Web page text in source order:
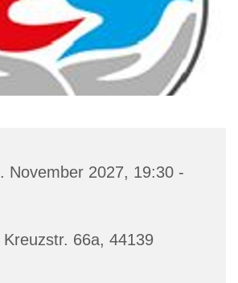
November 2027, 19:30 -
Kreuzstr. 66a, 44139